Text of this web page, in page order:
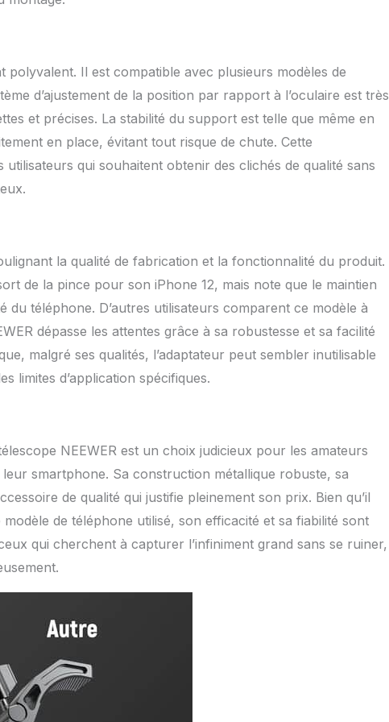
Il est compatible avec plusieurs modèles de
d’ajustement de la position par rapport à l’oculaire est très
et précises. La stabilité du support est telle que même en
en place, évitant tout risque de chute. Cette
qui souhaitent obtenir des clichés de qualité sans
la qualité de fabrication et la fonctionnalité du produit.
de la pince pour son iPhone 12, mais note que le maintien
téléphone. D’autres utilisateurs comparent ce modèle à
dépasse les attentes grâce à sa robustesse et sa facilité
malgré ses qualités, l’adaptateur peut sembler inutilisable
limites d’application spécifiques.
NEEWER est un choix judicieux pour les amateurs
smartphone. Sa construction métallique robuste, sa
de qualité qui justifie pleinement son prix. Bien qu’il
de téléphone utilisé, son efficacité et sa fiabilité sont
qui cherchent à capturer l’infiniment grand sans se ruiner,